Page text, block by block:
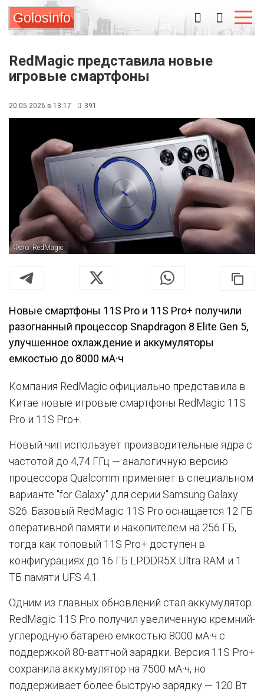
Golosinfo
RedMagic представила новые
игровые смартфоны
20.05.2026 в 13:17 391
Фото: RedMagic
Новые смартфоны 11S Pro и 11S Pro+ получили
разогнанный процессор Snapdragon 8 Elite Gen 5,
улучшенное охлаждение и аккумуляторы
емкостью до 8000 мА·ч
Компания RedMagic официально представила в
Китае новые игровые смартфоны RedMagic 11S
Pro и 11S Pro+.
Новый чип использует производительные ядра с
частотой до 4,74 ГГц — аналогичную версию
процессора Qualcomm применяет в специальном
варианте "for Galaxy" для серии Samsung Galaxy
S26. Базовый RedMagic 11S Pro оснащается 12 ГБ
оперативной памяти и накопителем на 256 ГБ,
тогда как топовый 11S Pro+ доступен в
конфигурациях до 16 ГБ LPDDR5X Ultra RAM и 1
ТБ памяти UFS 4.1.
Одним из главных обновлений стал аккумулятор.
RedMagic 11S Pro получил увеличенную кремний-
углеродную батарею емкостью 8000 мА·ч с
поддержкой 80-ваттной зарядки. Версия 11S Pro+
сохранила аккумулятор на 7500 мА·ч, но
поддерживает более быструю зарядку — 120 Вт